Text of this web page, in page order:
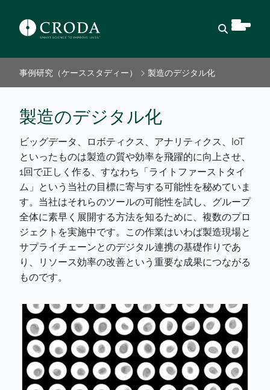
事例研究（ケーススタディー） 製造のデジタル化
製造のデジタル化
ビッグデータ、ロボティクス、アナリティクス、IoT
といったものは製造の質や効率を飛躍的に向上させ、
1回で正しく作る、すなわち「ライトファーストタイ
ム」という当社の目標に寄与する可能性を秘めていま
す。当社はそれらのツールの可能性を試し、グループ
全体に素早く展開する方法を知るために、複数のプロ
ジェクトを実施中です。この作業はいわば製造現場と
サプライチェーンとのデジタル連携の基礎作りであ
り、リソース効率の改善という重要な成果につながる
ものです。